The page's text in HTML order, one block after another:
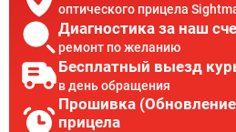
оптического прицела
Диагностика за наш
ремонт по желанию
Бесплатный выезд
в день обращения
Прошивка
прицела